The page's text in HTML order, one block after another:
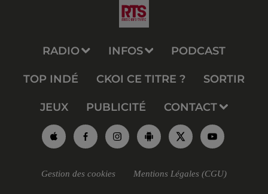
RADIO INFOS PODCAST
TOP INDÉ CKOI CE TITRE ? SORTIR
JEUX PUBLICITÉ CONTACT
Gestion des cookies Mentions Légales (CGU)